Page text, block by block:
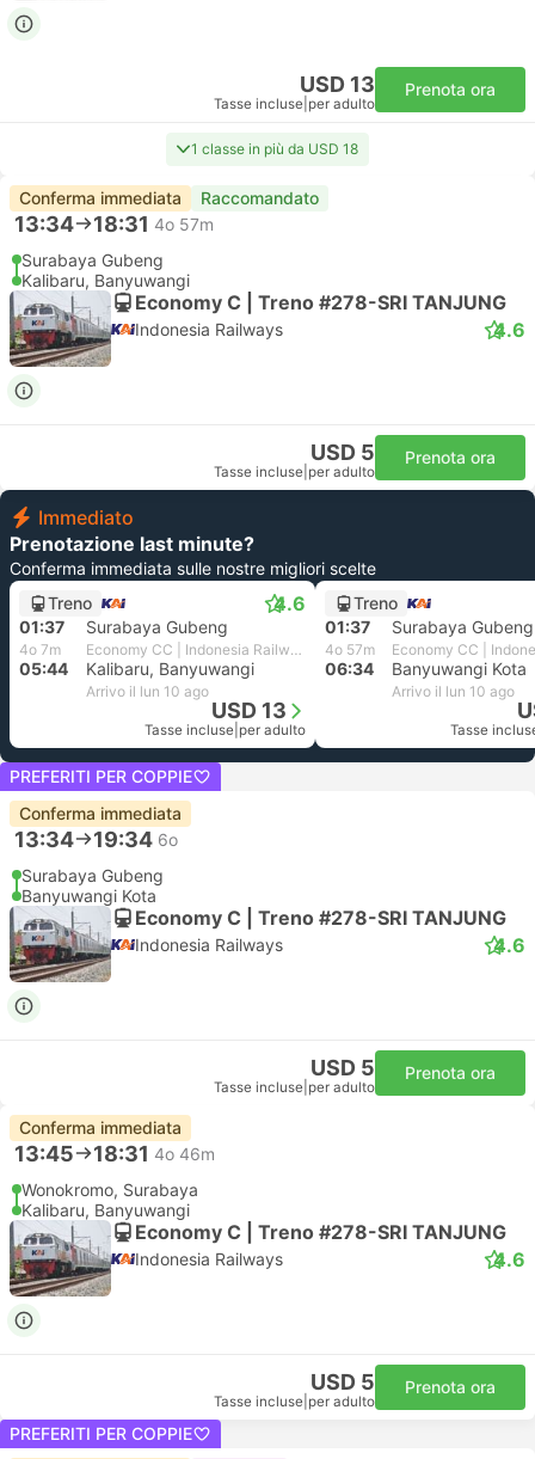
USD 13
Tasse incluse per adulto
Prenota ora
1 classe in più da USD 18
Conferma immediata Raccomandato
13:34 18:31 4o 57m
Surabaya Gubeng
Kalibaru, Banyuwangi
Economy C | Treno #278-SRI TANJUNG
Indonesia Railways 4.6
USD 5
Tasse incluse per adulto
Prenota ora
Immediato
Prenotazione last minute?
Conferma immediata sulle nostre migliori scelte
Treno
4.6
01:37 Surabaya Gubeng
4o 7m Economy CC | Indonesia Railways
05:44 Kalibaru, Banyuwangi
Arrivo il lun 10 ago
USD 13
Tasse incluse per adulto
Treno
01:37
Surabaya Gubeng
4o 57m
06:34 Banyuwangi Kota
Arrivo il lun 10 ago
Tasse
PREFERITI PER COPPIE
Conferma immediata
13:34 19:34 6o
Surabaya Gubeng
Banyuwangi Kota
Economy C | Treno #278-SRI TANJUNG
Indonesia Railways 4.6
USD 5
Tasse incluse per adulto
Prenota ora
Conferma immediata
13:45 18:31 4o 46m
Wonokromo, Surabaya
Kalibaru, Banyuwangi
Economy C | Treno #278-SRI TANJUNG
Indonesia Railways 4.6
USD 5
Tasse incluse per adulto
Prenota ora
PREFERITI PER COPPIE